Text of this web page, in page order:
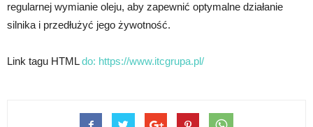
regularnej wymianie oleju, aby zapewnić optymalne działanie
silnika i przedłużyć jego żywotność.
Link tagu HTMLdo: https://www.itcgrupa.pl/